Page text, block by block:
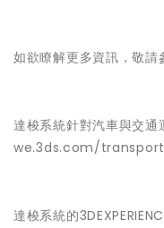
如欲瞭解更多資訊，敬請
達梭系統針對汽車與交
we.3ds.com/
達梭系統的